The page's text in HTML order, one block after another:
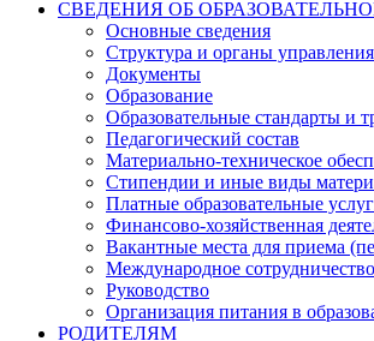
СВЕДЕНИЯ ОБ
Основные сведения
Структура и органы
Документы
Образование
Образовательные стандарты и
Педагогический состав
Материально-техническое
Стипендии и иные виды
Платные образовательные
Финансово-хозяйственная
Вакантные места для приема
Международное сотрудничество
Руководство
Организация питания в
РОДИТЕЛЯМ